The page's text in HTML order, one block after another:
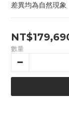
差異均為自然現象
數量